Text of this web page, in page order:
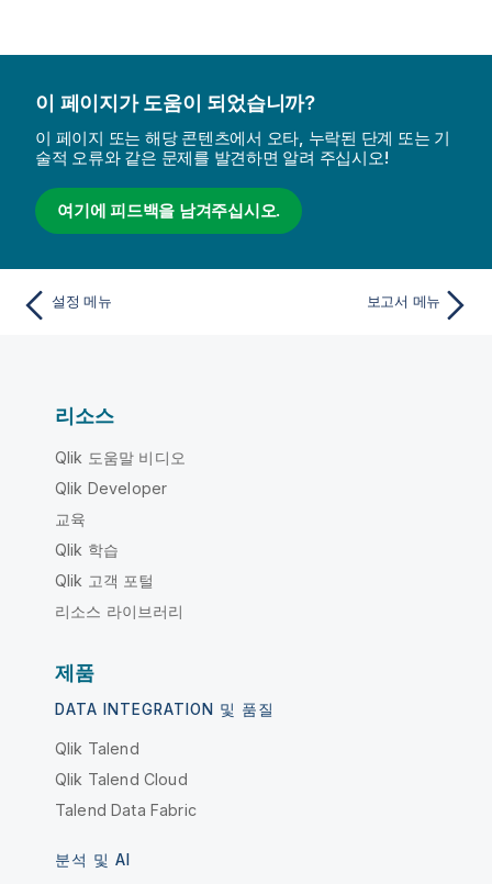
이 페이지가 도움이 되었습니까?
이 페이지 또는 해당 콘텐츠에서 오타, 누락된 단계 또는 기
술적 오류와 같은 문제를 발견하면 알려 주십시오!
여기에 피드백을 남겨주십시오.
설정 메뉴 보고서 메뉴
리소스
Qlik 도움말 비디오
Qlik Developer
교육
Qlik 학습
Qlik 고객 포털
리소스 라이브러리
제품
DATA INTEGRATION 및 품질
Qlik Talend
Qlik Talend Cloud
Talend Data Fabric
분석 및 AI